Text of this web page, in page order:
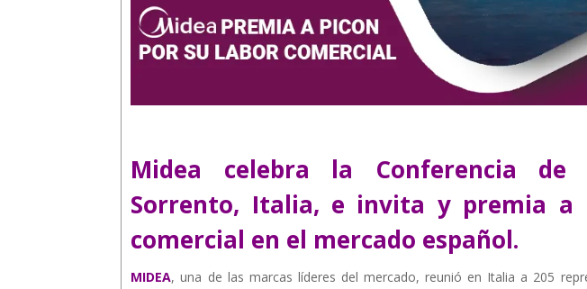
Midea celebra la Conferencia de
Sorrento, Italia, e invita y premia a
comercial en el mercado español.
MIDEA, una de las marcas líderes del mercado, reunió en Italia a 205